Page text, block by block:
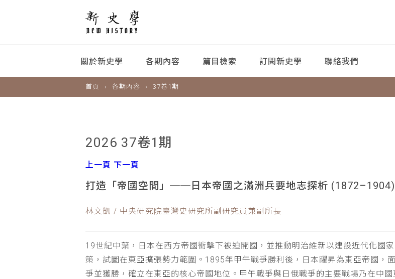
關於新史學 各期內容 篇目檢索 訂閱新史學 聯絡我們
首頁 各期內容 37卷1期
2026 37卷1期
上一頁 下一頁
打造「帝國空間」──日本帝國之滿洲兵要地志探析 (1872–1904)
林文凱 / 中央研究院臺灣史研究所副研究員兼副所長
19世紀中葉，日本在西方帝國衝擊下被迫開國，並推動明治維新以建設近代化國
策，試圖在東亞擴張勢力範圍。1895年甲午戰爭勝利後，日本躍昇為東亞帝國，
爭並獲勝，確立在東亞的核心帝國地位。甲午戰爭與日俄戰爭的主要戰場乃在中